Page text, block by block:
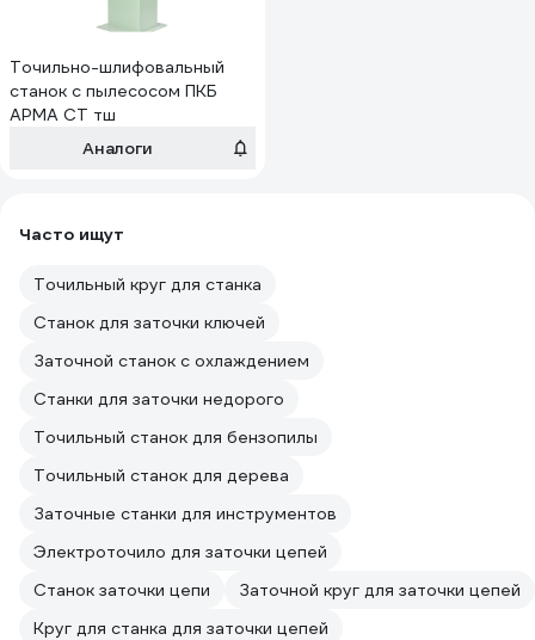
Точильно-шлифовальный
станок с пылесосом ПКБ
АРМА СТ тш
Аналоги
Часто ищут
Точильный круг для станка
Станок для заточки ключей
Заточной станок с охлаждением
Станки для заточки недорого
Точильный станок для бензопилы
Точильный станок для дерева
Заточные станки для инструментов
Электроточило для заточки цепей
Станок заточки цепи
Заточной круг для заточки цепей
Круг для станка для заточки цепей